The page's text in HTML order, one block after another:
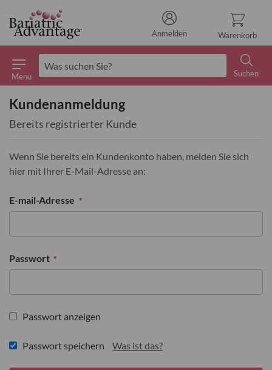
Menu
Suchen
Warenkorb
Anmelden
Kundenanmeldung
Bereits registrierter Kunde
Wenn Sie bereits ein Kundenkonto haben, melden Sie sich
hier mit Ihrer E-Mail-Adresse an:
E-mail-Adresse
Passwort
Passwort anzeigen
Passwort speichern Was ist das?